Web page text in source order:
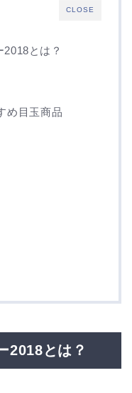
CLOSE
とは？
め目玉商品
2018とは？